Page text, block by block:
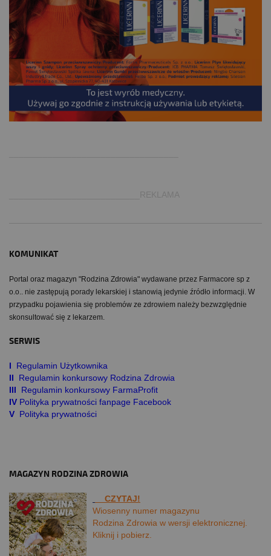
___________________________REKLAMA
KOMUNIKAT
Portal oraz magazyn "Rodzina Zdrowia" wydawane przez Farmacore sp z
o.o.. nie zastępują porady lekarskiej i stanowią jedynie źródło informacji. W
przypadku pojawienia się problemów ze zdrowiem należy bezwzględnie
skonsultować się z lekarzem.
SERWIS
I Regulamin Użytkownika
II
Regulamin konkursowy Rodzina Zdrowia
III
Regulamin konkursowy FarmaProfit
IV Polityka prywatności fanpage Facebook
V Polityka prywatności
MAGAZYN RODZINA ZDROWIA
CZYTAJ!
Wiosenny numer magazynu
Rodzina Zdrowia w wersji elektronicznej.
Kliknij i pobierz.